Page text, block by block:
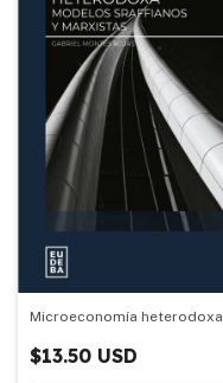
Microeconomía heterodoxa
$13.50 USD